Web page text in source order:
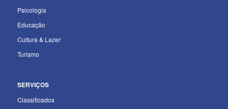
Psicologia
Educação
Cultura & Lazer
Turismo
SERVIÇOS
Classificados